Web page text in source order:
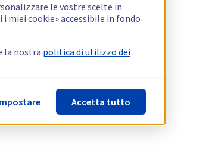
le vostre scelte in
miei cookie» accessibile in fondo
la nostra politica di utilizzo dei
Accetta tutto